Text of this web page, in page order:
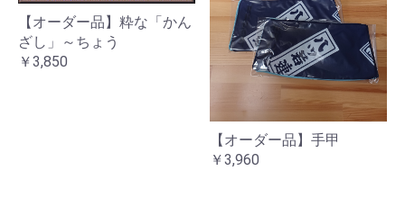
【オーダー品】粋な「かん
ざし」～ちょう
￥3,850
【オーダー品】手甲
￥3,960